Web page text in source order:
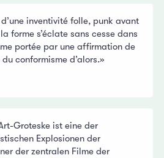
inventivité folle, punk avant
forme s’éclate sans cesse dans
portée par une affirmation de
conformisme d’alors.»
Groteske ist eine der
Explosionen der
der zentralen Filme der